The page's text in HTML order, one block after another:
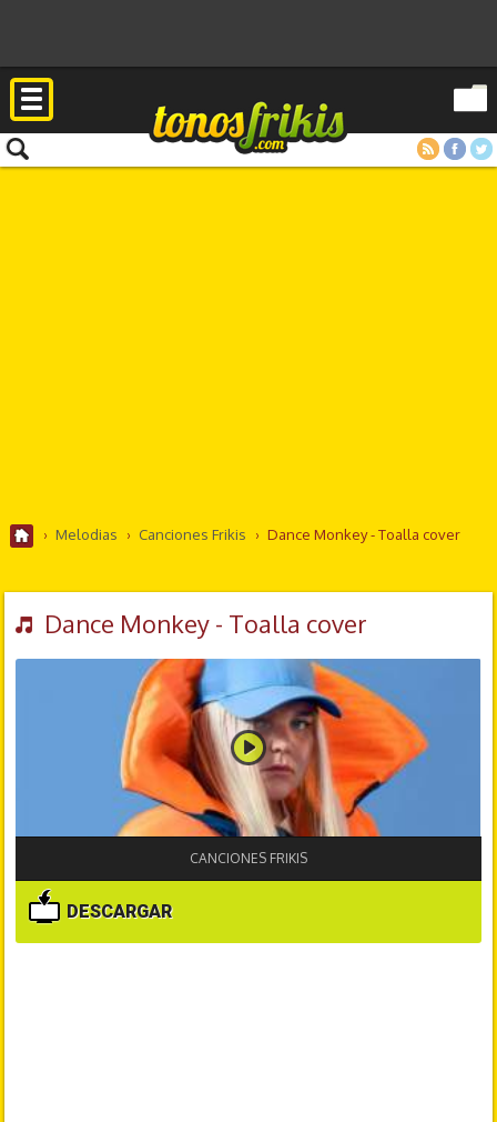
RSS FacebookTwitter
› Melodias › Canciones Frikis › Dance Monkey - Toalla cover
Dance Monkey - Toalla cover
CANCIONES FRIKIS
DESCARGAR